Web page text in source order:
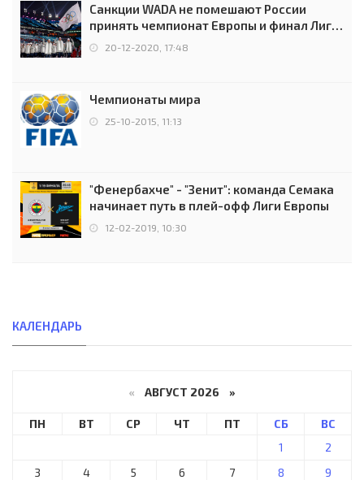
Санкции WADA не помешают России
принять чемпионат Европы и финал Лиги
чемпионов.
20-12-2020, 17:48
Чемпионаты мира
25-10-2015, 11:13
"Фенербахче" - "Зенит": команда Семака
начинает путь в плей-офф Лиги Европы
12-02-2019, 10:30
КАЛЕНДАРЬ
« АВГУСТ 2026 »
ПН ВТ СР ЧТ ПТ СБ
ВС
1
2
3
4 5 6 7 8
9